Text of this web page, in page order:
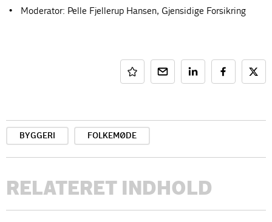
Moderator: Pelle Fjellerup Hansen, Gjensidige Forsikring
BYGGERI FOLKEMØDE
RELATERET INDHOLD